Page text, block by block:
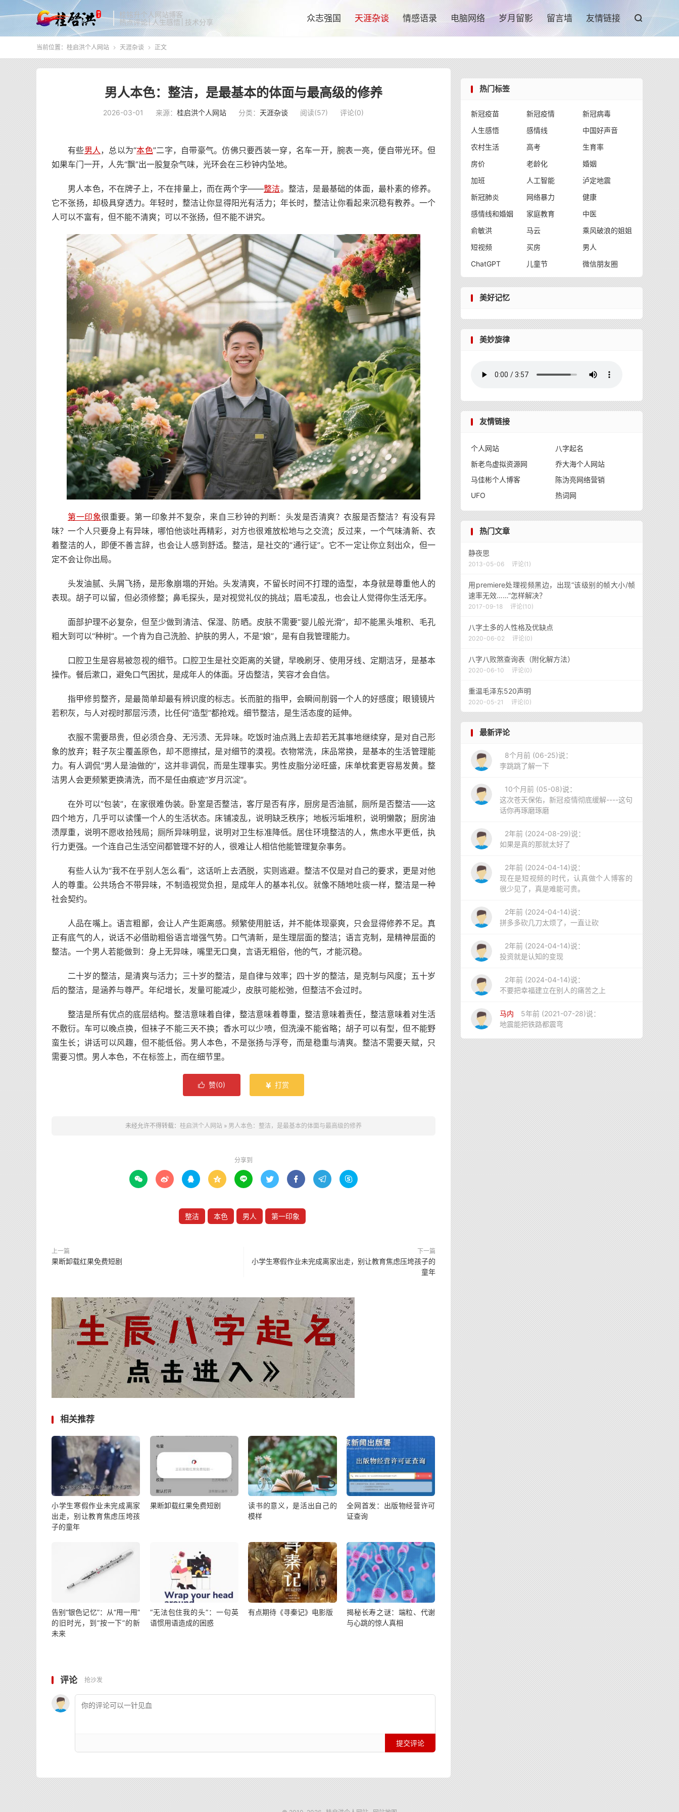
桂铭升个人网站博客
热点评论│人生感悟│技术分享
众志强国 天涯杂谈 情感语录 电脑网络 岁月留影 留言墙 友情链接 
当前位置： 桂启洪个人网站  天涯杂谈  正文
男人本色：整洁，是最基本的体面与最高级的修养
2026-03-01 来源： 桂启洪个人网站 分类： 天涯杂谈 阅读(57) 评论(0)
有些男人，总以为“本色”二字，自带豪气。仿佛只要西装一穿，名车一开，腕表一亮，便自带光环。但
如果车门一开，人先“飘”出一股复杂气味，光环会在三秒钟内坠地。
男人本色，不在牌子上，不在排量上，而在两个字——整洁。整洁，是最基础的体面，最朴素的修养。
它不张扬，却极具穿透力。年轻时，整洁让你显得阳光有活力；年长时，整洁让你看起来沉稳有教养。一个
人可以不富有，但不能不清爽；可以不张扬，但不能不讲究。
第一印象很重要。第一印象并不复杂，来自三秒钟的判断：头发是否清爽？衣服是否整洁？有没有异
味？一个人只要身上有异味，哪怕他谈吐再精彩，对方也很难放松地与之交流；反过来，一个气味清新、衣
着整洁的人，即便不善言辞，也会让人感到舒适。整洁，是社交的“通行证”。它不一定让你立刻出众，但一
定不会让你出局。
头发油腻、头屑飞扬，是形象崩塌的开始。头发清爽，不留长时间不打理的造型，本身就是尊重他人的
表现。胡子可以留，但必须修整；鼻毛探头，是对视觉礼仪的挑战；眉毛凌乱，也会让人觉得你生活无序。
面部护理不必复杂，但至少做到清洁、保湿、防晒。皮肤不需要“婴儿般光滑”，却不能黑头堆积、毛孔
粗大到可以“种树”。一个肯为自己洗脸、护肤的男人，不是“娘”，是有自我管理能力。
口腔卫生是容易被忽视的细节。口腔卫生是社交距离的关键，早晚刷牙、使用牙线、定期洁牙，是基本
操作。餐后漱口，避免口气困扰，是成年人的体面。牙齿整洁，笑容才会自信。
指甲修剪整齐，是最简单却最有辨识度的标志。长而脏的指甲，会瞬间削弱一个人的好感度；眼镜镜片
若积灰，与人对视时那层污渍，比任何“造型”都抢戏。细节整洁，是生活态度的延伸。
衣服不需要昂贵，但必须合身、无污渍、无异味。吃饭时油点溅上去却若无其事地继续穿，是对自己形
象的放弃；鞋子灰尘覆盖原色，却不愿擦拭，是对细节的漠视。衣物常洗，床品常换，是基本的生活管理能
力。有人调侃“男人是油做的”，这并非调侃，而是生理事实。男性皮脂分泌旺盛，床单枕套更容易发黄。整
洁男人会更频繁更换清洗，而不是任由痕迹“岁月沉淀”。
在外可以“包装”，在家很难伪装。卧室是否整洁，客厅是否有序，厨房是否油腻，厕所是否整洁——这
四个地方，几乎可以读懂一个人的生活状态。床铺凌乱，说明缺乏秩序；地板污垢堆积，说明懒散；厨房油
渍厚重，说明不愿收拾残局；厕所异味明显，说明对卫生标准降低。居住环境整洁的人，焦虑水平更低，执
行力更强。一个连自己生活空间都管理不好的人，很难让人相信他能管理复杂事务。
有些人认为“我不在乎别人怎么看”，这话听上去洒脱，实则逃避。整洁不仅是对自己的要求，更是对他
人的尊重。公共场合不带异味，不制造视觉负担，是成年人的基本礼仪。就像不随地吐痰一样，整洁是一种
社会契约。
人品在嘴上。语言粗鄙，会让人产生距离感。频繁使用脏话，并不能体现豪爽，只会显得修养不足。真
正有底气的人，说话不必借助粗俗语言增强气势。口气清新，是生理层面的整洁；语言克制，是精神层面的
整洁。一个男人若能做到：身上无异味，嘴里无口臭，言语无粗俗，他的气，才能沉稳。
二十岁的整洁，是清爽与活力；三十岁的整洁，是自律与效率；四十岁的整洁，是克制与风度；五十岁
后的整洁，是涵养与尊严。年纪增长，发量可能减少，皮肤可能松弛，但整洁不会过时。
整洁是所有优点的底层结构。整洁意味着自律，整洁意味着尊重，整洁意味着责任，整洁意味着对生活
不敷衍。车可以晚点换，但袜子不能三天不换；香水可以少喷，但洗澡不能省略；胡子可以有型，但不能野
蛮生长；讲话可以风趣，但不能低俗。男人本色，不是张扬与浮夸，而是稳重与清爽。整洁不需要天赋，只
需要习惯。男人本色，不在标签上，而在细节里。
 赞(0)  打赏
未经允许不得转载： 桂启洪个人网站 » 男人本色：整洁，是最基本的体面与最高级的修养
分享到
        
整洁 本色 男人 第一印象
上一篇
果断卸载红果免费短剧
下一篇
小学生寒假作业未完成离家出走，别让教育焦虑压垮孩子的
童年
相关推荐
小学生寒假作业未完成离家
出走，别让教育焦虑压垮孩
子的童年
果断卸载红果免费短剧
读书的意义，是活出自己的
模样
全网首发：出版物经营许可
证查询
告别“银色记忆”：从“甩一甩”
的旧时光，到“按一下”的新
未来
“无法包住我的头”：一句英
语惯用语造成的困惑
有点期待《寻秦记》电影版
揭秘长寿之谜：端粒、代谢
与心跳的惊人真相
评论 抢沙发
提交评论
热门标签
新冠疫苗 新冠疫情
新冠病毒
人生感悟
感情线
中国好声音
农村生活
高考
生育率
房价
老龄化
婚姻
加班
人工智能
泸定地震
新冠肺炎
网络暴力
健康
感情线和婚姻
家庭教育
中医
俞敏洪
马云
乘风破浪的姐姐
短视频
买房
男人
ChatGPT
儿童节 微信朋友圈
美好记忆
美妙旋律
友情链接
个人网站
八字起名
新老鸟虚拟资源网
乔大海个人网站
马佳彬个人博客
陈沩亮网络营销
UFO
热词网
热门文章
静夜思
2013-05-06 评论(1)
用premiere处理视频黑边，出现“该级别的帧大小/帧
速率无效……”怎样解决？
2017-09-18 评论(10)
八字土多的人性格及优缺点
2020-06-02 评论(0)
八字八败煞查询表（附化解方法）
2020-06-10 评论(0)
重温毛泽东520声明
2020-05-21 评论(0)
最新评论
8个月前 (06-25)说：
李跳跳了解一下
10个月前 (05-08)说：
这次苍天保佑，新冠疫情彻底缓解----这句
话你再琢磨琢磨
2年前 (2024-08-29)说：
如果是真的那就太好了
2年前 (2024-04-14)说：
现在是短视频的时代，认真做个人博客的
很少见了，真是难能可贵。
2年前 (2024-04-14)说：
拼多多砍几刀太烦了，一直让砍
2年前 (2024-04-14)说：
投资就是认知的变现
2年前 (2024-04-14)说：
不要把幸福建立在别人的痛苦之上
马内
5年前 (2021-07-28)说：
地震能把铁路都震弯